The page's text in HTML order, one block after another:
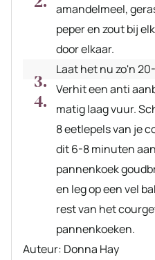
amandelmeel,
peper en zout bij
door elkaar.
Laat het nu zo'n
Verhit een anti
matig laag vuur.
8 eetlepels van je
dit 6-8 minuten
pannenkoek
en leg op een vel
rest van het
pannenkoeken.
Auteur
Auteur: Donna Hay